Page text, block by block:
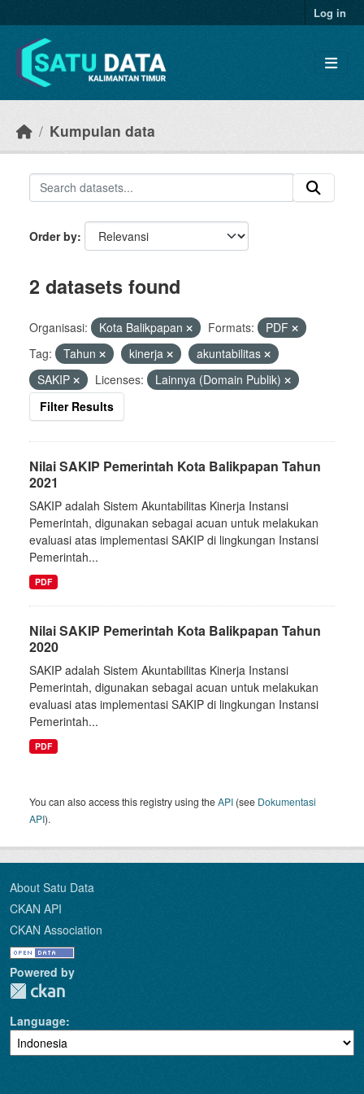
Log in
Kumpulan data
Order by
2 datasets found
Organisasi: Kota Balikpapan Formats:
PDF
Tag:
Tahun kinerja
akuntabilitas
SAKIP
Licenses:
Lainnya (Domain Publik)
Filter Results
Nilai SAKIP Pemerintah Kota Balikpapan Tahun
2021
SAKIP adalah Sistem Akuntabilitas Kinerja Instansi
Pemerintah, digunakan sebagai acuan untuk melakukan
evaluasi atas implementasi SAKIP di lingkungan Instansi
Pemerintah...
PDF
Nilai SAKIP Pemerintah Kota Balikpapan Tahun
2020
SAKIP adalah Sistem Akuntabilitas Kinerja Instansi
Pemerintah, digunakan sebagai acuan untuk melakukan
evaluasi atas implementasi SAKIP di lingkungan Instansi
Pemerintah...
PDF
You can also access this registry using theAPI (see Dokumentasi
API).
About Satu Data
CKAN API
CKAN Association
Powered by
Language